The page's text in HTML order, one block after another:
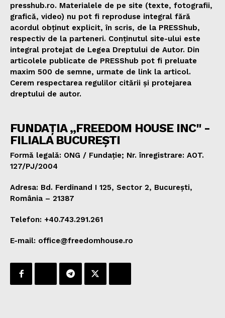
presshub.ro. Materialele de pe site (texte, fotografii,
grafică, video) nu pot fi reproduse integral fără
acordul obținut explicit, în scris, de la PRESShub,
respectiv de la parteneri. Conținutul site-ului este
integral protejat de Legea Dreptului de Autor. Din
articolele publicate de PRESShub pot fi preluate
maxim 500 de semne, urmate de link la articol.
Cerem respectarea regulilor citării și protejarea
dreptului de autor.
FUNDAȚIA „FREEDOM HOUSE INC" -
FILIALA BUCUREȘTI
Formă legală: ONG / Fundație; Nr. înregistrare: AOT.
127/PJ/2004
Adresa: Bd. Ferdinand I 125, Sector 2, București,
România – 21387
Telefon: +40.743.291.261
E-mail: office@freedomhouse.ro